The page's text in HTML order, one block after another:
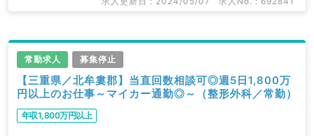
常勤求人 募集停止
【三重県／北牟婁郡】当直回数相談可◎週5日1,800万
円以上のお仕事～マイカー通勤◎～（整形外科／常勤）
年収1,800万円以上